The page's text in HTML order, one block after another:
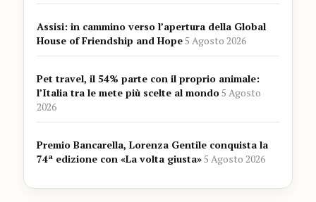
Assisi: in cammino verso l’apertura della Global
House of Friendship and Hope5 Agosto 2026
Pet travel, il 54% parte con il proprio animale:
l’Italia tra le mete più scelte al mondo5 Agosto
2026
Premio Bancarella, Lorenza Gentile conquista la
74ª edizione con «La volta giusta»5 Agosto 2026